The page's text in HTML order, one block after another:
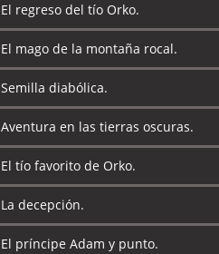
El regreso del tío Orko.
El mago de la montaña rocal.
Semilla diabólica.
Aventura en las tierras oscuras.
El tío favorito de Orko.
La decepción.
El príncipe Adam y punto.